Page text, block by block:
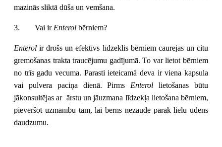
mazinās sliktā dūša un vemšana.
3. Vai ir Enterol bērniem?
Enterolir drošs un efektīvs līdzeklis bērniem caurejas un citu
gremošanas trakta traucējumu gadījumā. To var lietot bērniem
no trīs gadu vecuma. Parasti ieteicamā deva ir viena kapsula
vai pulvera paciņa dienā. Pirms Enterol lietošanas būtu
jākonsultējas ar ārstu un jāuzmana līdzekļa lietošana bērniem,
pievēršot uzmanību tam, lai bērns nezaudē pārāk lielu ūdens
daudzumu.